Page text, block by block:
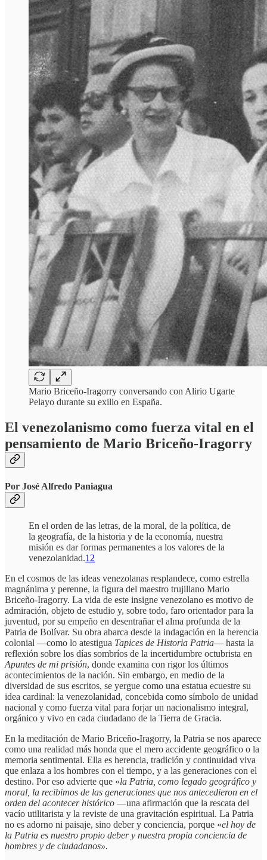
Mario Briceño-Iragorry conversando con Alirio Ugarte
Pelayo durante su exilio en España.
El venezolanismo como fuerza vital en el
pensamiento de Mario Briceño-Iragorry
Por José Alfredo Paniagua
En el orden de las letras, de la moral, de la política, de
la geografía, de la historia y de la economía, nuestra
misión es dar formas permanentes a los valores de la
venezolanidad.12
En el cosmos de las ideas venezolanas resplandece, como estrella
magnánima y perenne, la figura del maestro trujillano Mario
Briceño-Iragorry. La vida de este insigne venezolano es motivo de
admiración, objeto de estudio y, sobre todo, faro orientador para la
juventud, por su empeño en desentrañar el alma profunda de la
Patria de Bolívar. Su obra abarca desde la indagación en la herencia
colonial —como lo atestigua Tapices de Historia Patria— hasta la
reflexión sobre los días sombríos de la incertidumbre octubrista en
Apuntes de mi prisión, donde examina con rigor los últimos
acontecimientos de la nación. Sin embargo, en medio de la
diversidad de sus escritos, se yergue como una estatua ecuestre su
idea cardinal: la venezolanidad, concebida como símbolo de unidad
nacional y como fuerza vital para forjar un nacionalismo integral,
orgánico y vivo en cada ciudadano de la Tierra de Gracia.
En la meditación de Mario Briceño-Iragorry, la Patria se nos aparece
como una realidad más honda que el mero accidente geográfico o la
memoria sentimental. Ella es herencia, tradición y continuidad viva
que enlaza a los hombres con el tiempo, y a las generaciones con el
destino. Por eso advierte que «la Patria, como legado geográfico y
moral, la recibimos de las generaciones que nos antecedieron en el
orden del acontecer histórico —una afirmación que la rescata del
vacío utilitarista y la reviste de una gravitación espiritual. La Patria
no es adorno ni paisaje, sino deber y conciencia, porque «el hoy de
la Patria es nuestro propio deber y nuestra propia conciencia de
hombres y de ciudadanos».